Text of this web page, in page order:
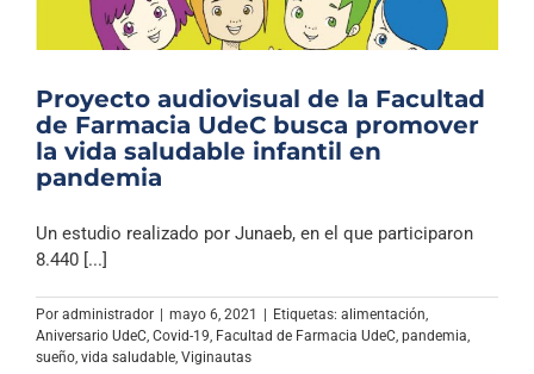
Noticias
Columnas
Música Clásica
Proyecto audiovisual de la Facultad
de Farmacia UdeC busca promover
la vida saludable infantil en
pandemia
Un estudio realizado por Junaeb, en el que participaron
8.440 [...]
Por administrador | mayo 6, 2021 | Etiquetas: alimentación
Aniversario UdeC Covid-19 Facultad de Farmacia UdeC pandemia
sueño vida saludable Viginautas